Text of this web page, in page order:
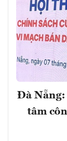
Đà Nẵng:
tâm